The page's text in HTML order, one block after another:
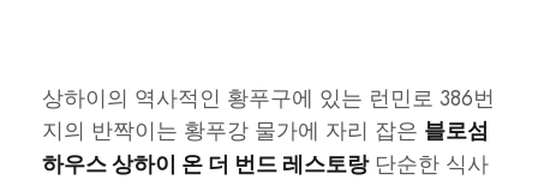
상하이의 역사적인 황푸구에 있는 런민로 386번
지의 반짝이는 황푸강 물가에 자리 잡은 블로섬
하우스 상하이 온 더 번드 레스토랑단순한 식사